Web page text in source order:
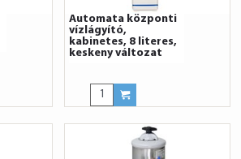
Automata központi
vízlágyító,
kabinetes, 8 literes,
keskeny változat